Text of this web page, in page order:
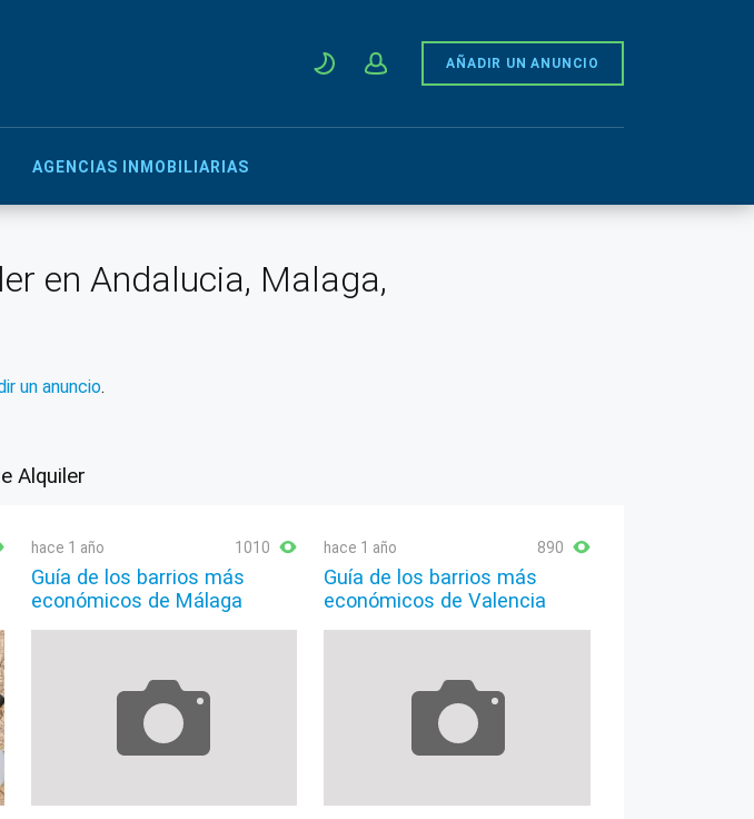
AÑADIR UN ANUNCIO
AGENCIAS INMOBILIARIAS
en Andalucia, Malaga,
un anuncio.
Alquiler
hace 1 año 1010
Guía de los barrios más
económicos de Málaga
hace 1 año 890
Guía de los barrios más
económicos de Valencia